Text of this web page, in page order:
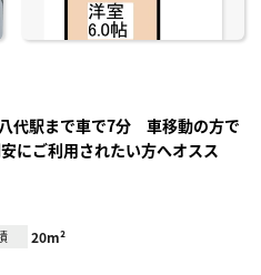
代駅まで車で7分 車移動の方で
にご利用されたい方へオスス
20m²